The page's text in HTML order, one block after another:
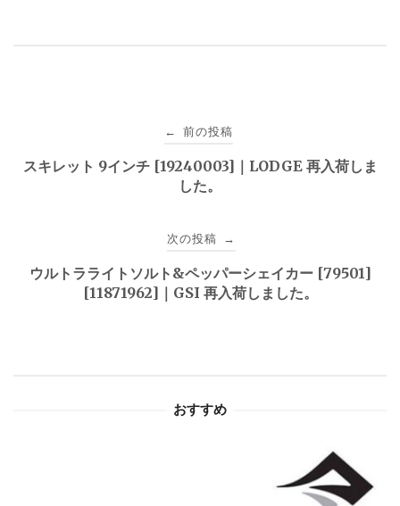
稿
ゲ
← 前の投稿
スキレット 9インチ [19240003]｜LODGE 再入荷しま
した。
次の投稿 →
ウルトラライトソルト&ペッパーシェイカー [79501]
[11871962]｜GSI 再入荷しました。
おすすめ